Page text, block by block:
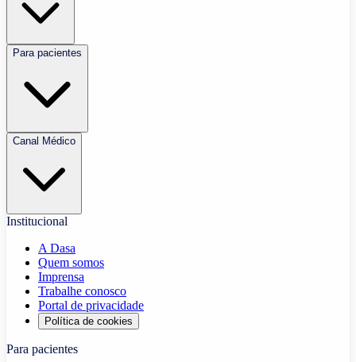
Para pacientes
Canal Médico
Institucional
A Dasa
Quem somos
Imprensa
Trabalhe conosco
Portal de privacidade
Política de cookies
Para pacientes